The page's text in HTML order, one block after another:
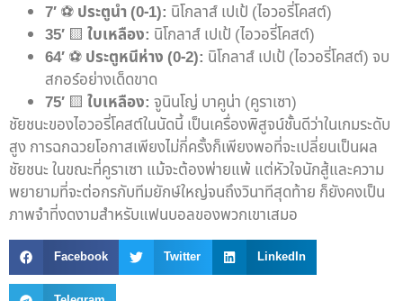
7′⚽️ประตูนำ (0-1): นิโกลาส์ เปเป้ (ไอวอรี่โคสต์)
35′ 🟨 ใบเหลือง: นิโกลาส์ เปเป้ (ไอวอรี่โคสต์)
64′⚽️ประตูหนีห่าง (0-2): นิโกลาส์ เปเป้ (ไอวอรี่โคสต์) จบ
สกอร์อย่างเด็ดขาด
75′ 🟨 ใบเหลือง: จูนินโญ่ บาคูน่า (คูราเซา)
ชัยชนะของไอวอรี่โคสต์ในนัดนี้ เป็นเครื่องพิสูจน์ชั้นดีว่าในเกมระดับ
สูง การฉกฉวยโอกาสเพียงไม่กี่ครั้งก็เพียงพอที่จะเปลี่ยนเป็นผล
ชัยชนะ ในขณะที่คูราเซา แม้จะต้องพ่ายแพ้ แต่หัวใจนักสู้และความ
พยายามที่จะต่อกรกับทีมยักษ์ใหญ่จนถึงวินาทีสุดท้าย ก็ยังคงเป็น
ภาพจำที่งดงามสำหรับแฟนบอลของพวกเขาเสมอ
Facebook Twitter LinkedIn